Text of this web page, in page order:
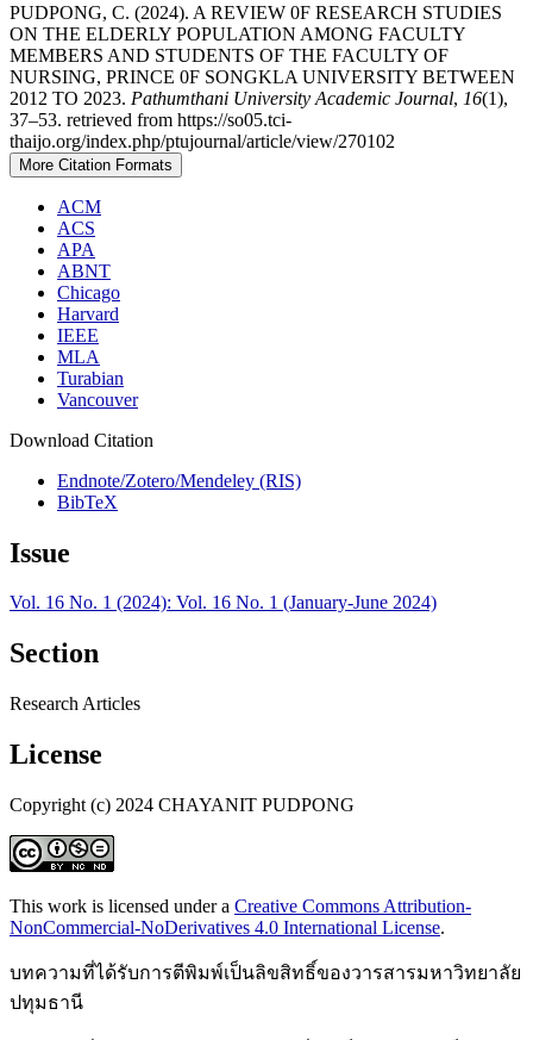
PUDPONG, C. (2024). A REVIEW 0F RESEARCH STUDIES
ON THE ELDERLY POPULATION AMONG FACULTY
MEMBERS AND STUDENTS OF THE FACULTY OF
NURSING, PRINCE 0F SONGKLA UNIVERSITY BETWEEN
2012 TO 2023. Pathumthani University Academic Journal, 16(1),
37–53. retrieved from https://so05.tci-
thaijo.org/index.php/ptujournal/article/view/270102
More Citation Formats
ACM
ACS
APA
ABNT
Chicago
Harvard
IEEE
MLA
Turabian
Vancouver
Download Citation
Endnote/Zotero/Mendeley (RIS)
BibTeX
Issue
Vol. 16 No. 1 (2024): Vol. 16 No. 1 (January-June 2024)
Section
Research Articles
License
Copyright (c) 2024 CHAYANIT PUDPONG
This work is licensed under a Creative Commons Attribution-
NonCommercial-NoDerivatives 4.0 International License.
บทความที่ได้รับการตีพิมพ์เป็นลิขสิทธิ์ของวารสารมหาวิทยาลัย
ปทุมธานี